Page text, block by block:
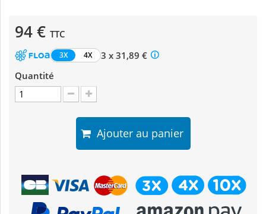
94 € TTC
3X 4X
3 x 31,89 €
Quantité
Ajouter au panier